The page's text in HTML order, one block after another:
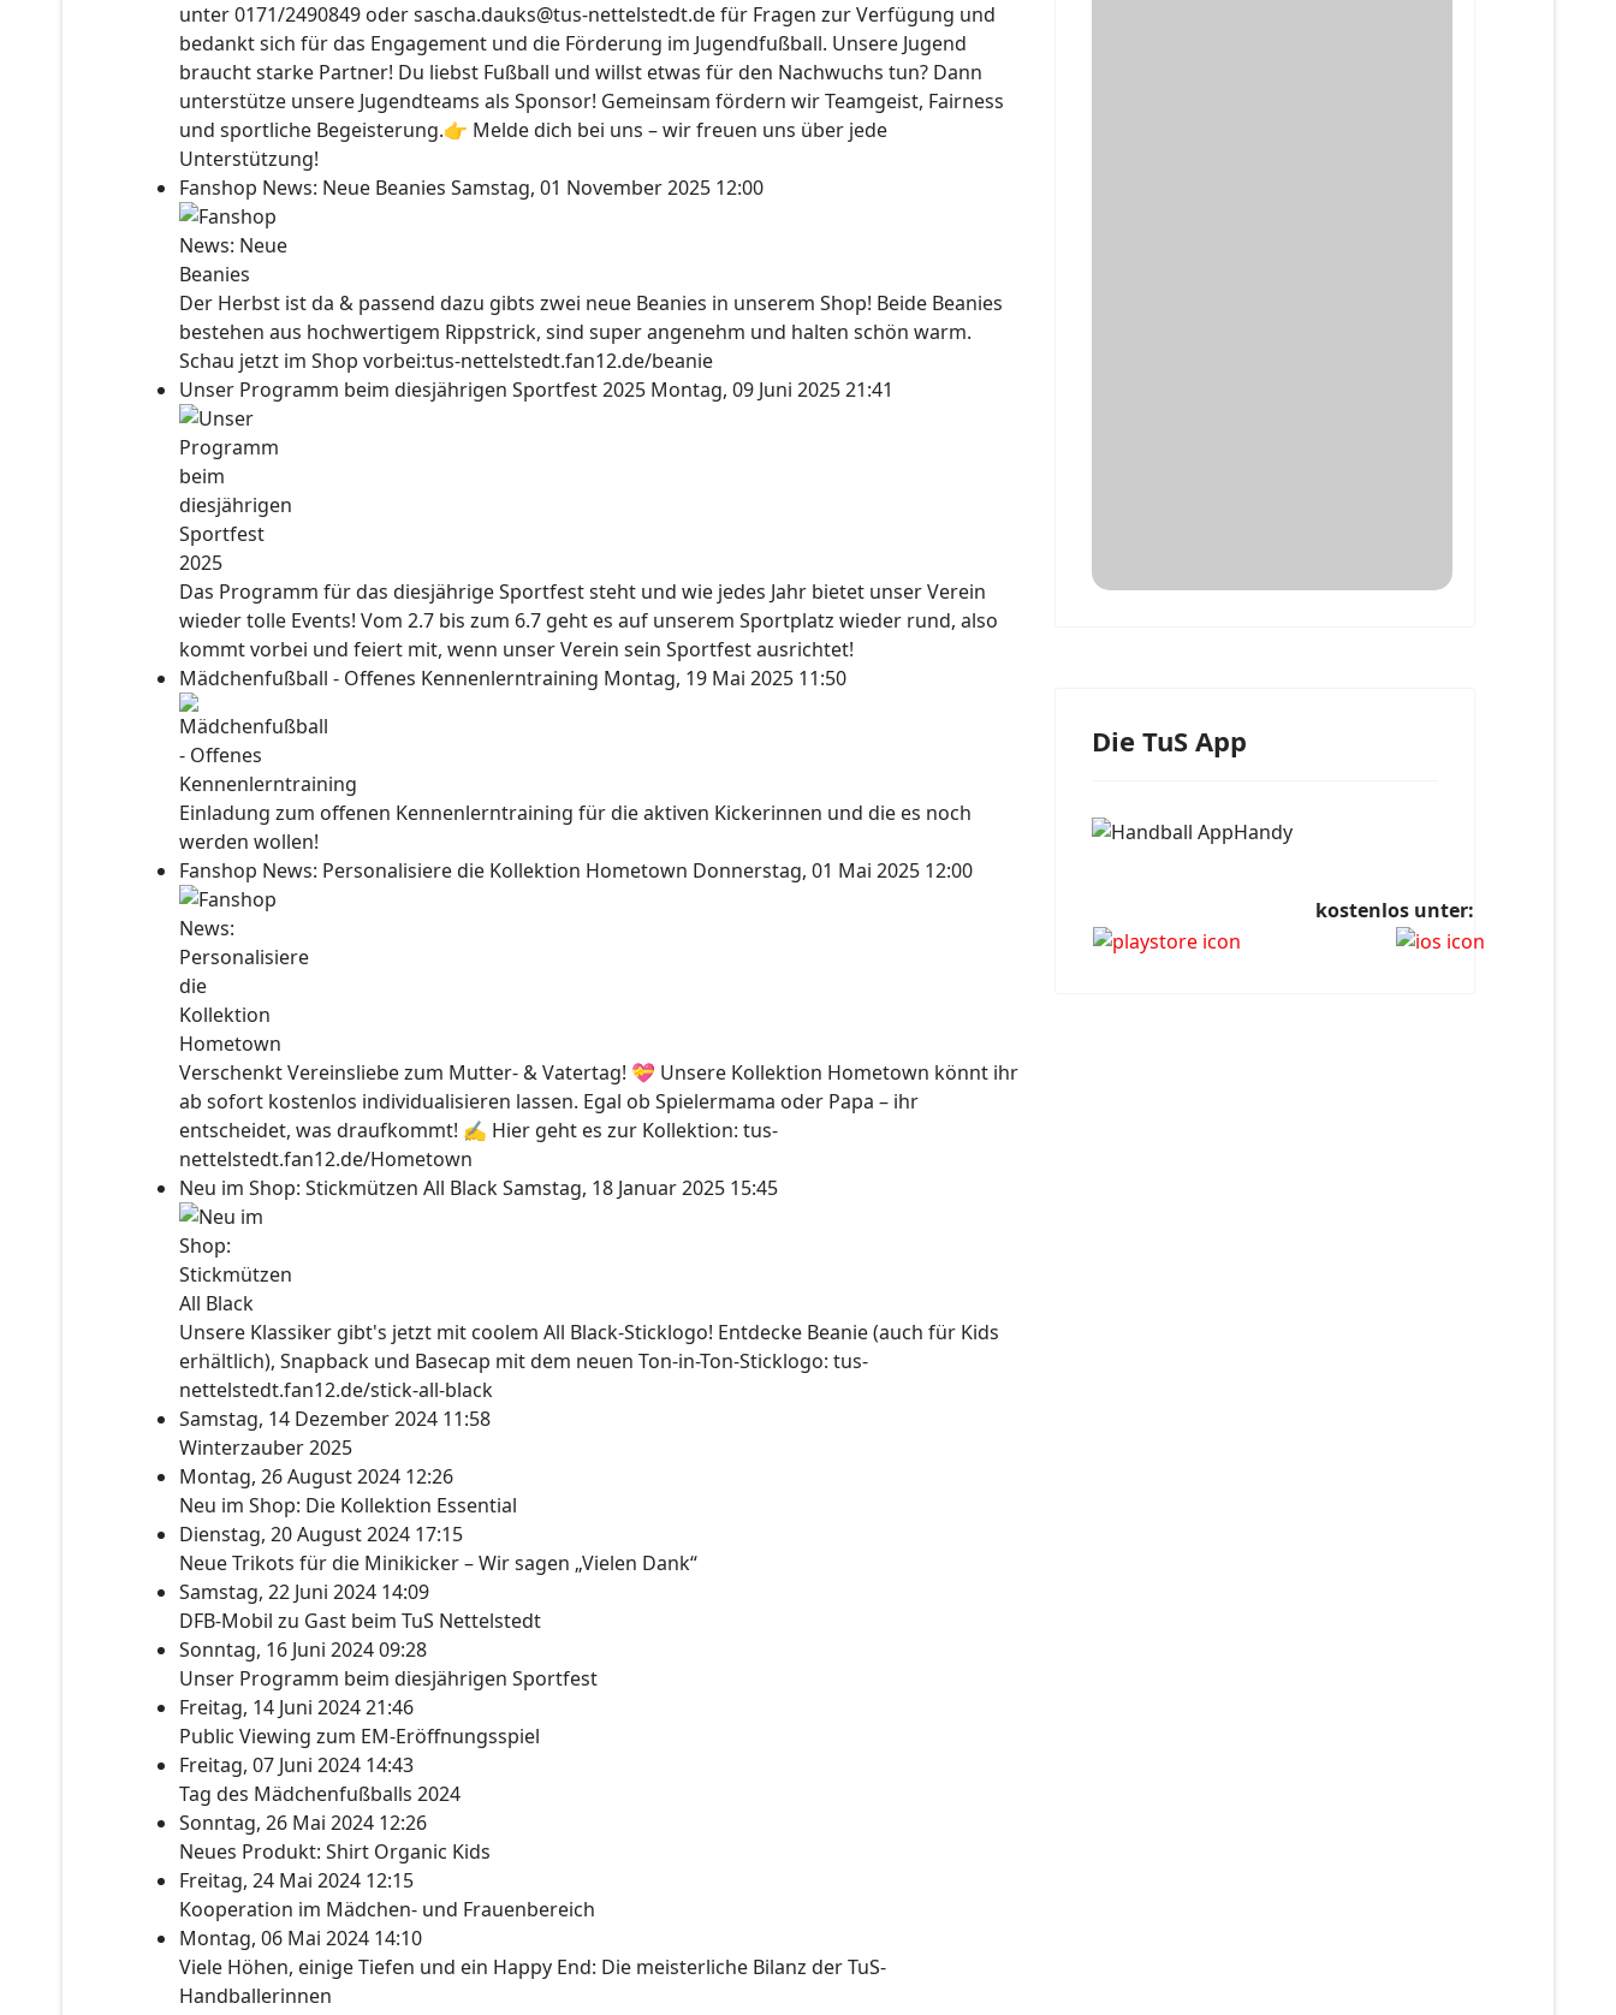
unter 0171/2490849 oder sascha.dauks@tus-nettelstedt.de für Fragen zur Verfügung und
bedankt sich für das Engagement und die Förderung im Jugendfußball. Unsere Jugend
braucht starke Partner! Du liebst Fußball und willst etwas für den Nachwuchs tun? Dann
unterstütze unsere Jugendteams als Sponsor! Gemeinsam fördern wir Teamgeist, Fairness
und sportliche Begeisterung.👉 Melde dich bei uns – wir freuen uns über jede
Unterstützung!
Fanshop News: Neue Beanies Samstag, 01 November 2025 12:00
Der Herbst ist da & passend dazu gibts zwei neue Beanies in unserem Shop! Beide Beanies
bestehen aus hochwertigem Rippstrick, sind super angenehm und halten schön warm.
Schau jetzt im Shop vorbei:tus-nettelstedt.fan12.de/beanie
Unser Programm beim diesjährigen Sportfest 2025 Montag, 09 Juni 2025 21:41
Das Programm für das diesjährige Sportfest steht und wie jedes Jahr bietet unser Verein
wieder tolle Events! Vom 2.7 bis zum 6.7 geht es auf unserem Sportplatz wieder rund, also
kommt vorbei und feiert mit, wenn unser Verein sein Sportfest ausrichtet!
Mädchenfußball - Offenes Kennenlerntraining Montag, 19 Mai 2025 11:50
Einladung zum offenen Kennenlerntraining für die aktiven Kickerinnen und die es noch
werden wollen!
Fanshop News: Personalisiere die Kollektion Hometown Donnerstag, 01 Mai 2025 12:00
Verschenkt Vereinsliebe zum Mutter- & Vatertag! 💝 Unsere Kollektion Hometown könnt ihr
ab sofort kostenlos individualisieren lassen. Egal ob Spielermama oder Papa – ihr
entscheidet, was draufkommt! ✍ Hier geht es zur Kollektion: tus-
nettelstedt.fan12.de/Hometown
Neu im Shop: Stickmützen All BlackSamstag, 18 Januar 2025 15:45
Unsere Klassiker gibt's jetzt mit coolem All Black-Sticklogo! Entdecke Beanie (auch für Kids
erhältlich), Snapback und Basecap mit dem neuen Ton-in-Ton-Sticklogo: tus-
nettelstedt.fan12.de/stick-all-black
Samstag, 14 Dezember 2024 11:58
Winterzauber 2025
Montag, 26 August 2024 12:26
Neu im Shop: Die Kollektion Essential
Dienstag, 20 August 2024 17:15
Neue Trikots für die Minikicker – Wir sagen „Vielen Dank“
Samstag, 22 Juni 2024 14:09
DFB-Mobil zu Gast beim TuS Nettelstedt
Sonntag, 16 Juni 2024 09:28
Unser Programm beim diesjährigen Sportfest
Freitag, 14 Juni 2024 21:46
Public Viewing zum EM-Eröffnungsspiel
Freitag, 07 Juni 2024 14:43
Tag des Mädchenfußballs 2024
Sonntag, 26 Mai 2024 12:26
Neues Produkt: Shirt Organic Kids
Freitag, 24 Mai 2024 12:15
Kooperation im Mädchen- und Frauenbereich
Montag, 06 Mai 2024 14:10
Viele Höhen, einige Tiefen und ein Happy End: Die meisterliche Bilanz der TuS-
Handballerinnen
Die TuS App
kostenlos unter: